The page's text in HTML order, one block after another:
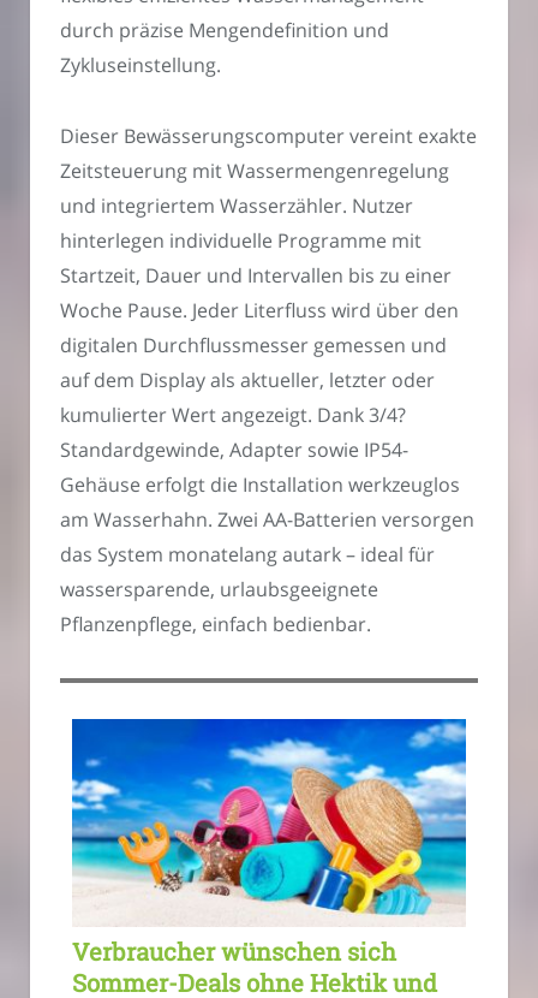
durch präzise Mengendefinition und
Zykluseinstellung.
Dieser Bewässerungscomputer vereint exakte
Zeitsteuerung mit Wassermengenregelung
und integriertem Wasserzähler. Nutzer
hinterlegen individuelle Programme mit
Startzeit, Dauer und Intervallen bis zu einer
Woche Pause. Jeder Literfluss wird über den
digitalen Durchflussmesser gemessen und
auf dem Display als aktueller, letzter oder
kumulierter Wert angezeigt. Dank 3/4?
Standardgewinde, Adapter sowie IP54-
Gehäuse erfolgt die Installation werkzeuglos
am Wasserhahn. Zwei AA-Batterien versorgen
das System monatelang autark – ideal für
wassersparende, urlaubsgeeignete
Pflanzenpflege, einfach bedienbar.
Verbraucher wünschen sich
Sommer-Deals ohne Hektik und